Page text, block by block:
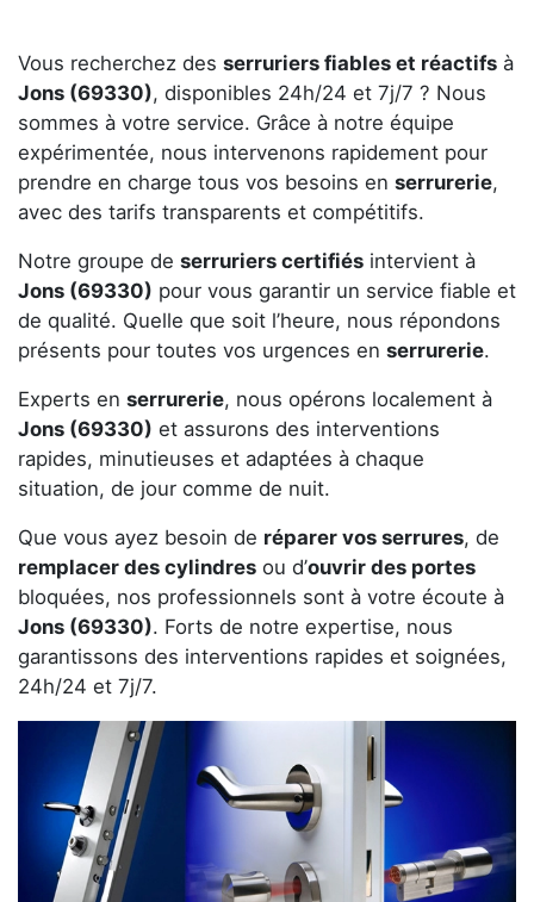
Vous recherchez des serruriers fiables et réactifs à
Jons (69330), disponibles 24h/24 et 7j/7 ? Nous
sommes à votre service. Grâce à notre équipe
expérimentée, nous intervenons rapidement pour
prendre en charge tous vos besoins en serrurerie,
avec des tarifs transparents et compétitifs.
Notre groupe de serruriers certifiés intervient à
Jons (69330) pour vous garantir un service fiable et
de qualité. Quelle que soit l’heure, nous répondons
présents pour toutes vos urgences en serrurerie.
Experts en serrurerie, nous opérons localement à
Jons (69330) et assurons des interventions
rapides, minutieuses et adaptées à chaque
situation, de jour comme de nuit.
Que vous ayez besoin de réparer vos serrures, de
remplacer des cylindres ou d’ouvrir des portes
bloquées, nos professionnels sont à votre écoute à
Jons (69330). Forts de notre expertise, nous
garantissons des interventions rapides et soignées,
24h/24 et 7j/7.